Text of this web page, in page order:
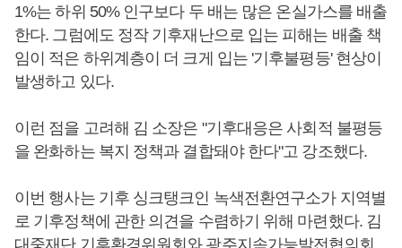
1%는 하위 50% 인구보다 두 배는 많은 온실가스를 배출
한다. 그럼에도 정작 기후재난으로 입는 피해는 배출 책
임이 적은 하위계층이 더 크게 입는 '기후불평등' 현상이
발생하고 있다.
이런 점을 고려해 김 소장은 "기후대응은 사회적 불평등
을 완화하는 복지 정책과 결합돼야 한다"고 강조했다.
이번 행사는 기후 싱크탱크인 녹색전환연구소가 지역별
로 기후정책에 관한 의견을 수렴하기 위해 마련했다. 김
대중재단 기후환경위원회와 광주지속가능발전협의회